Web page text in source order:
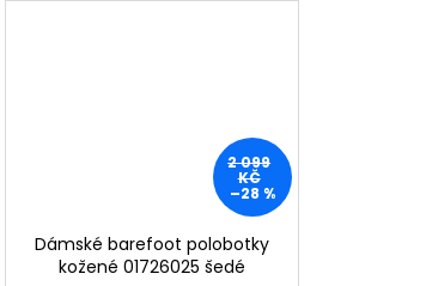
2 099
KČ
–28 %
Dámské barefoot polobotky
kožené 01726025 šedé